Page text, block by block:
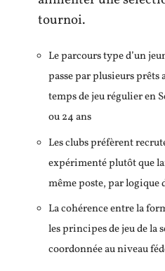
tournoi.
Le parcours type d’un
passe par plusieurs prêts
temps de jeu régulier en
ou 24 ans
Les clubs préfèrent
expérimenté plutôt que
même poste, par logique
La cohérence entre la
les principes de jeu de la
coordonnée au niveau